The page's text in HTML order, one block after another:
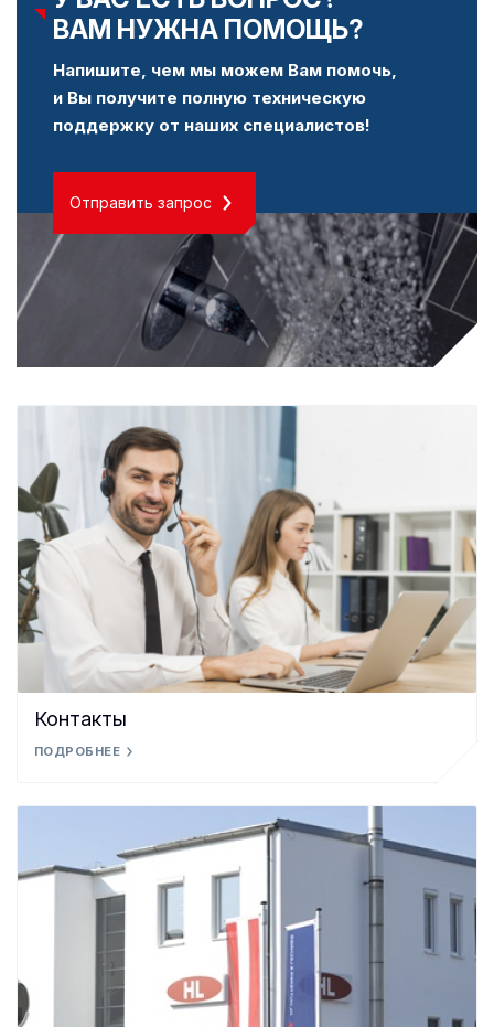
ВАМ НУЖНА ПОМОЩЬ?
Напишите, чем мы можем Вам помочь,
и Вы получите полную техническую
поддержку от наших специалистов!
Отправить запрос
Контакты
ПОДРОБНЕЕ